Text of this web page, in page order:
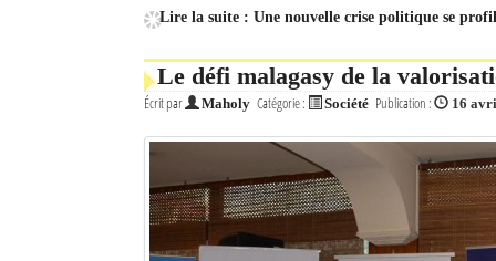
Sites touristiques
Lire la suite : Une nouvelle crise politique se
Le défi malagasy de la
Écrit par Maholy Catégorie : Société Publication : 16